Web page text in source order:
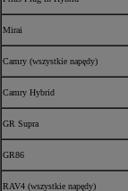
Mirai
Camry (wszystkie napędy)
Camry Hybrid
GR Supra
GR86
RAV4 (wszystkie napędy)